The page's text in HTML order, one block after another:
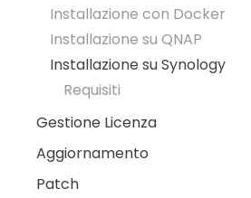
Installazione con Docker
Installazione su QNAP
Installazione su Synology
Requisiti
Gestione Licenza
Aggiornamento
Patch